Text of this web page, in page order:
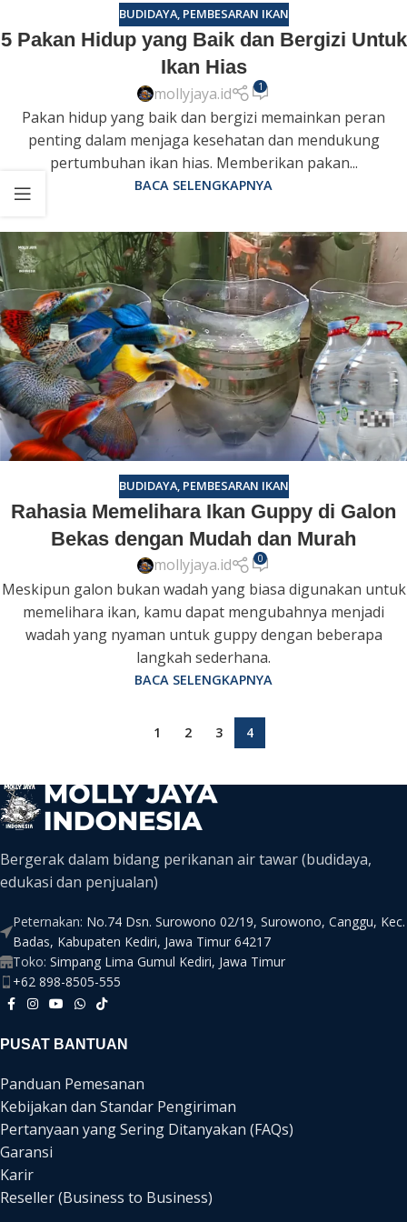
BUDIDAYA, PEMBESARAN IKAN
5 Pakan Hidup yang Baik dan Bergizi Untuk
Ikan Hias
mollyjaya.id 1
Pakan hidup yang baik dan bergizi memainkan peran
penting dalam menjaga kesehatan dan mendukung
pertumbuhan ikan hias. Memberikan pakan...
BACA SELENGKAPNYA
BUDIDAYA, PEMBESARAN IKAN
Rahasia Memelihara Ikan Guppy di Galon
Bekas dengan Mudah dan Murah
mollyjaya.id 0
Meskipun galon bukan wadah yang biasa digunakan untuk
memelihara ikan, kamu dapat mengubahnya menjadi
wadah yang nyaman untuk guppy dengan beberapa
langkah sederhana.
BACA SELENGKAPNYA
1 2 3 4
Bergerak dalam bidang perikanan air tawar (budidaya,
edukasi dan penjualan)
Peternakan: No.74 Dsn. Surowono 02/19, Surowono, Canggu, Kec.
Badas, Kabupaten Kediri, Jawa Timur 64217
Toko: Simpang Lima Gumul Kediri, Jawa Timur
+62 898-8505-555
PUSAT BANTUAN
Panduan Pemesanan
Kebijakan dan Standar Pengiriman
Pertanyaan yang Sering Ditanyakan (FAQs)
Garansi
Karir
Reseller (Business to Business)